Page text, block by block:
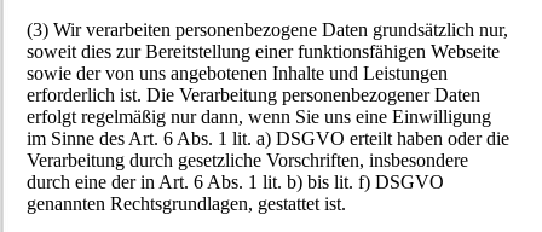
(3) Wir verarbeiten personenbezogene Daten grundsätzlich nur,
soweit dies zur Bereitstellung einer funktionsfähigen Webseite
sowie der von uns angebotenen Inhalte und Leistungen
erforderlich ist. Die Verarbeitung personenbezogener Daten
erfolgt regelmäßig nur dann, wenn Sie uns eine Einwilligung
im Sinne des Art. 6 Abs. 1 lit. a) DSGVO erteilt haben oder die
Verarbeitung durch gesetzliche Vorschriften, insbesondere
durch eine der in Art. 6 Abs. 1 lit. b) bis lit. f) DSGVO
genannten Rechtsgrundlagen, gestattet ist.